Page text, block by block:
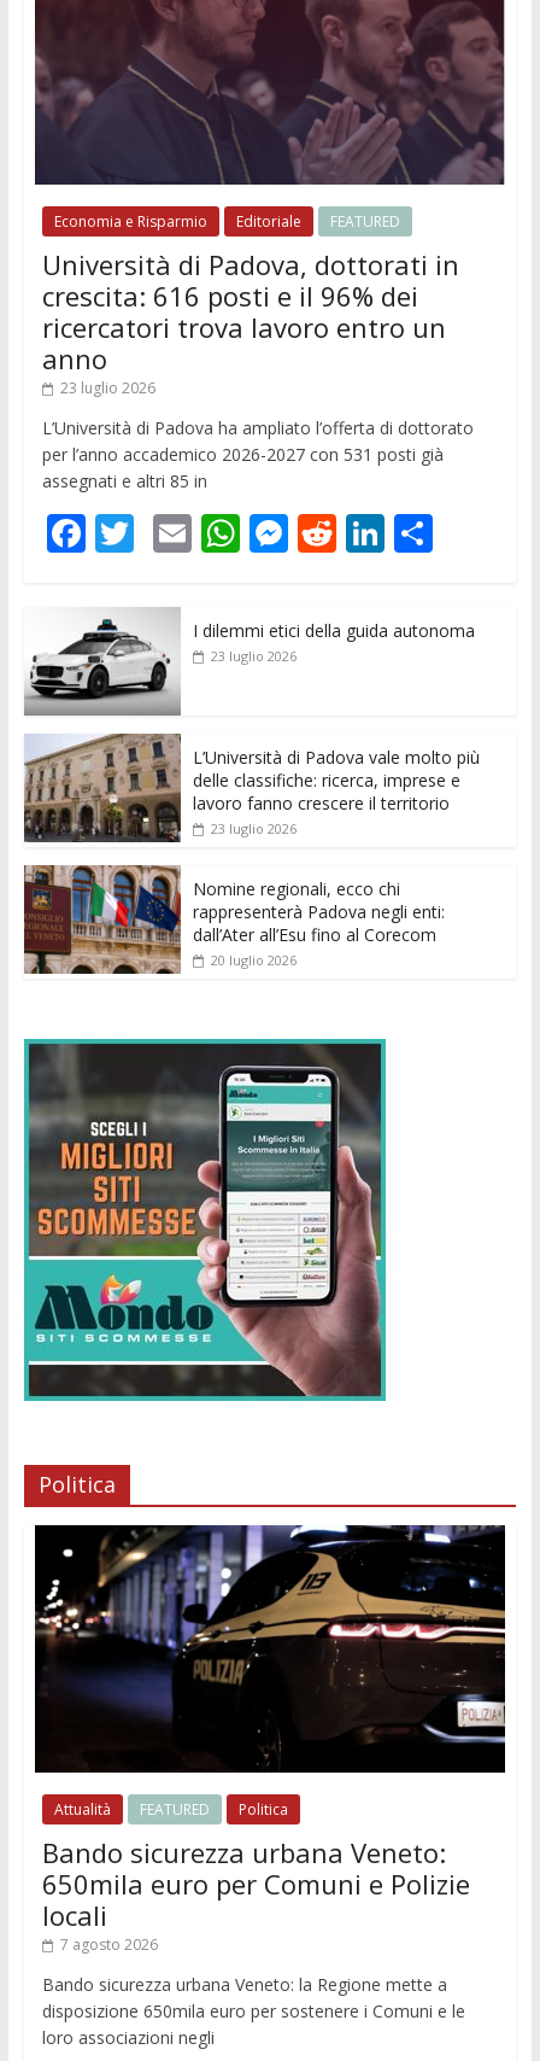
Economia e Risparmio Editoriale FEATURED
Università di Padova, dottorati in
crescita: 616 posti e il 96% dei
ricercatori trova lavoro entro un
anno
23 luglio 2026
L’Università di Padova ha ampliato l’offerta di dottorato
per l’anno accademico 2026-2027 con 531 posti già
assegnati e altri 85 in
F
ac
e
b
o
o
k
T
w
itt
er
E
m
l
W
h
s
p
M
e
e
er
R
e
di
Li
n
e
C
di
I dilemmi etici della guida autonoma
23 luglio 2026
L’Università di Padova vale molto più
delle classifiche: ricerca, imprese e
lavoro fanno crescere il territorio
23 luglio 2026
Nomine regionali, ecco chi
rappresenterà Padova negli enti:
dall’Ater all’Esu fino al Corecom
20 luglio 2026
Politica
Attualità FEATURED Politica
Bando sicurezza urbana Veneto:
650mila euro per Comuni e Polizie
locali
7 agosto 2026
Bando sicurezza urbana Veneto: la Regione mette a
disposizione 650mila euro per sostenere i Comuni e le
loro associazioni negli